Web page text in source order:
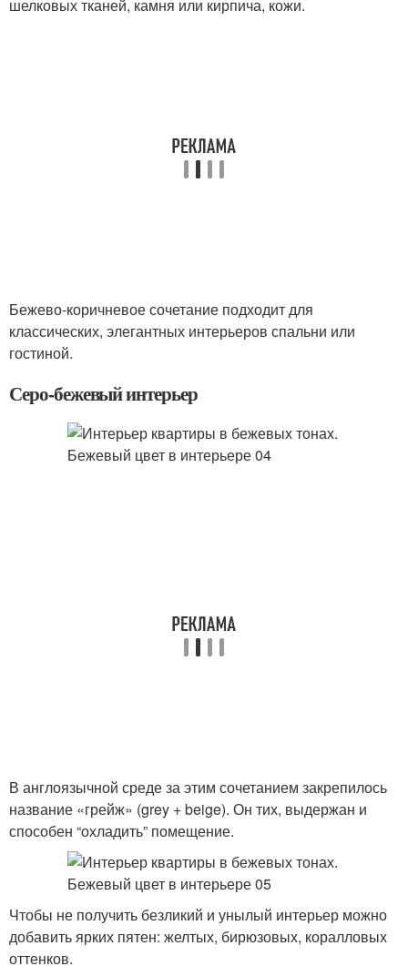
шелковых тканей, камня или кирпича, кожи.
Бежево-коричневое сочетание подходит для
классических, элегантных интерьеров спальни или
гостиной.
Серо-бежевый интерьер
В англоязычной среде за этим сочетанием закрепилось
название «грейж» (grey + beige). Он тих, выдержан и
способен “охладить” помещение.
Чтобы не получить безликий и унылый интерьер можно
добавить ярких пятен: желтых, бирюзовых, коралловых
оттенков.